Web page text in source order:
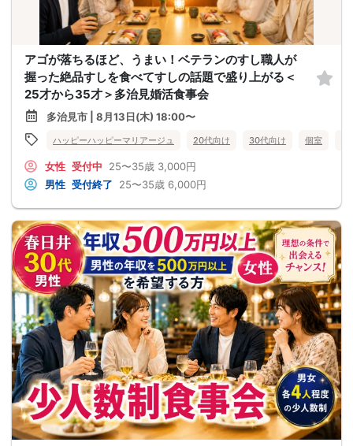
アゴが落ちるほど、うまい！ベテランのすし職人が
握った絶品すしを食べてすしの話題で盛り上がる＜
25才から35才＞多治見婚活食事会
多治見市 | 8月13日(木) 18:00〜
ハッピーハッピーマリアージュ 20代向け 30代向け 個室
女性 受付中 25〜35歳 3,000円
男性 受付終了 25〜35歳 6,000円